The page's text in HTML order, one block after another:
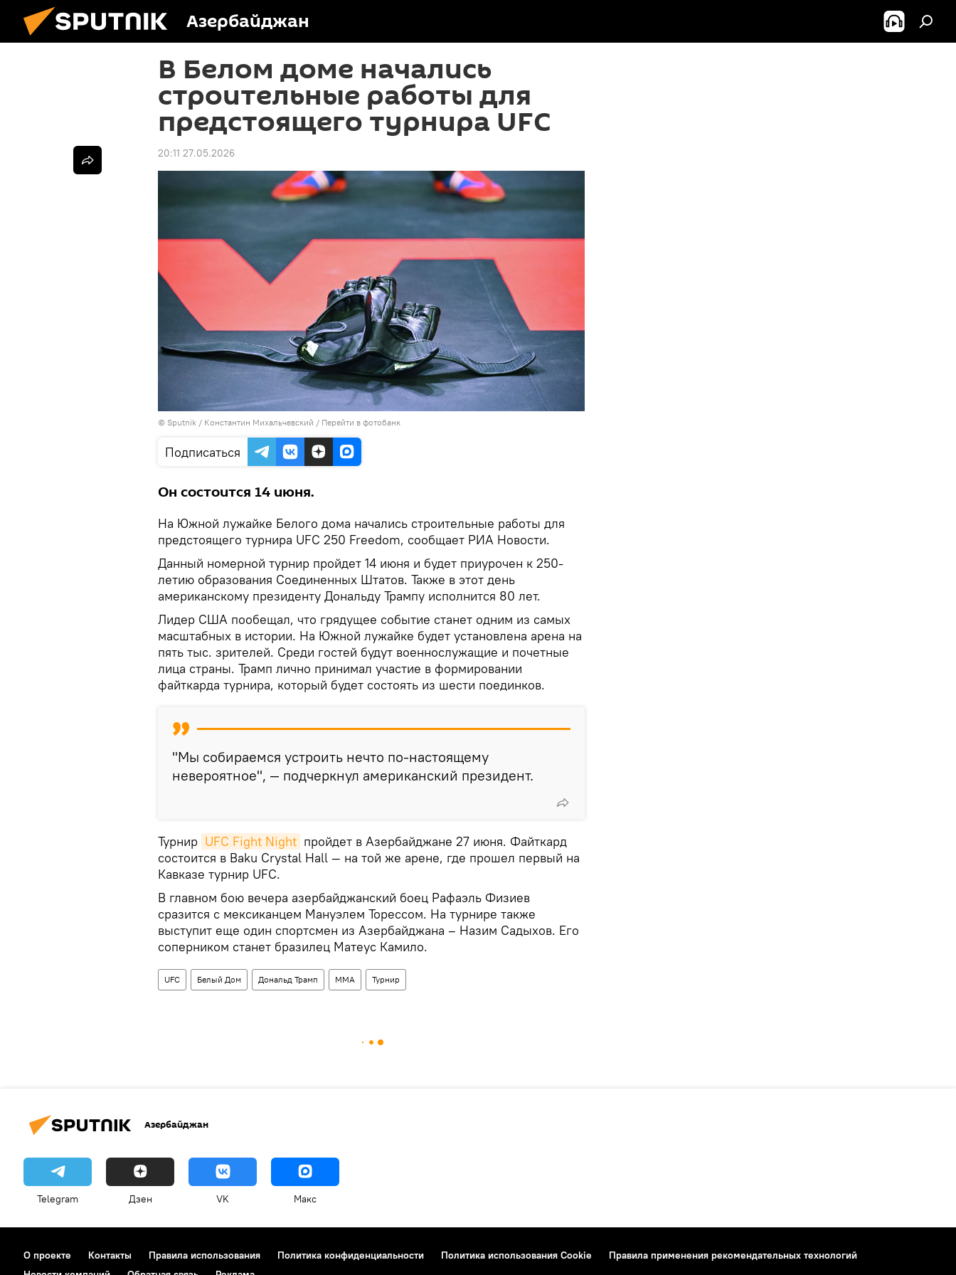
Азербайджан
В Белом доме начались
строительные работы для
предстоящего турнира UFC
20:11 27.05.2026
© Sputnik / Константин Михальчевский / Перейти в фотобанк
Подписаться
Он состоится 14 июня.
На Южной лужайке Белого дома начались строительные работы для
предстоящего турнира UFC 250 Freedom, сообщает РИА Новости.
Данный номерной турнир пройдет 14 июня и будет приурочен к 250-
летию образования Соединенных Штатов. Также в этот день
американскому президенту Дональду Трампу исполнится 80 лет.
Лидер США пообещал, что грядущее событие станет одним из самых
масштабных в истории. На Южной лужайке будет установлена арена на
пять тыс. зрителей. Среди гостей будут военнослужащие и почетные
лица страны. Трамп лично принимал участие в формировании
файткарда турнира, который будет состоять из шести поединков.
"Мы собираемся устроить нечто по-настоящему
невероятное", — подчеркнул американский президент.
Турнир UFC Fight Night пройдет в Азербайджане 27 июня. Файткард
состоится в Baku Crystal Hall — на той же арене, где прошел первый на
Кавказе турнир UFC.
В главном бою вечера азербайджанский боец Рафаэль Физиев
сразится с мексиканцем Мануэлем Торессом. На турнире также
выступит еще один спортсмен из Азербайджана – Назим Садыхов. Его
соперником станет бразилец Матеус Камило.
UFC Белый Дом Дональд Трамп ММА Турнир
Азербайджан
Telegram Дзен VK Макс
О проекте Контакты Правила использования Политика конфиденциальности Политика использования Cookie
Правила применения рекомендательных технологий